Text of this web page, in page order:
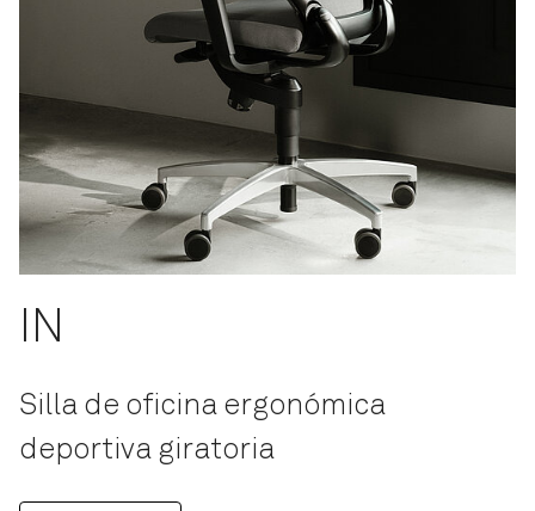
IN
Silla de oficina ergonómica
deportiva giratoria